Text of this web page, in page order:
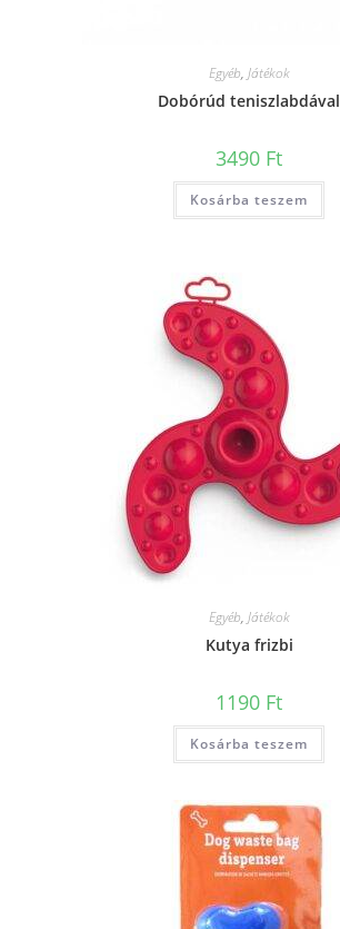
Egyéb, Játékok
Dobórúd teniszlabdával
3490 Ft
Kosárba teszem
Egyéb, Játékok
Kutya frizbi
1190 Ft
Kosárba teszem